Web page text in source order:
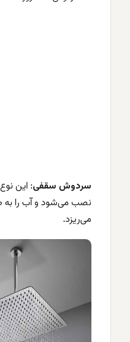
سردوش سقفی: این
نصب می‌شود و آب را به
می‌ریزد.